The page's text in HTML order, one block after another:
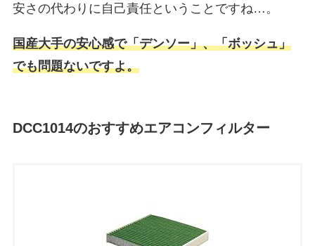
安さの代わりに自己責任ということですね…。
国産大手の安心感で「デンソー」、「ボッシュ」
でも問題ないですよ。
DCC1014のおすすめエアコンフィルター